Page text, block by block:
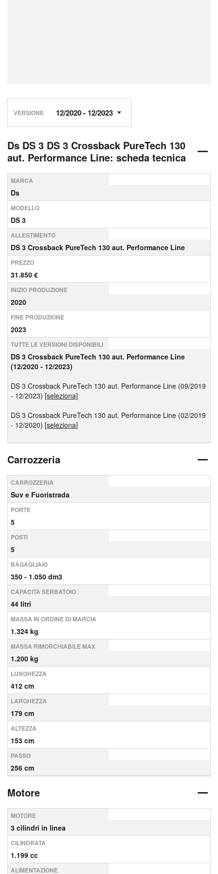
VERSIONE
Ds DS 3 DS 3 Crossback PureTech 130
aut. Performance Line: scheda tecnica
MARCA
Ds
MODELLO
DS 3
ALLESTIMENTO
DS 3 Crossback PureTech 130 aut. Performance Line
PREZZO
31.850 €
INIZIO PRODUZIONE
2020
FINE PRODUZIONE
2023
TUTTE LE VERSIONI DISPONIBILI
DS 3 Crossback PureTech 130 aut. Performance Line
(12/2020 - 12/2023)
DS 3 Crossback PureTech 130 aut. Performance Line (09/2019
- 12/2023) [seleziona]
DS 3 Crossback PureTech 130 aut. Performance Line (02/2019
- 12/2020) [seleziona]
Carrozzeria
CARROZZERIA
Suv e Fuoristrada
PORTE
5
POSTI
5
BAGAGLIAIO
350 - 1.050 dm3
CAPACITÀ SERBATOIO
44 litri
MASSA IN ORDINE DI MARCIA
1.324 kg
MASSA RIMORCHIABILE MAX
1.200 kg
LUNGHEZZA
412 cm
LARGHEZZA
179 cm
ALTEZZA
153 cm
PASSO
256 cm
Motore
MOTORE
3 cilindri in linea
CILINDRATA
1.199 cc
ALIMENTAZIONE